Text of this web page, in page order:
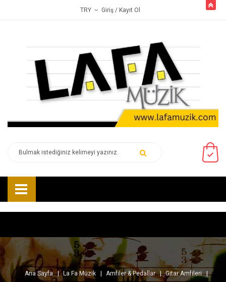
TRY Giriş / Kayıt Ol
Ana Sayfa La Fa Müzik Amfiler & Pedallar
Gitar Amfileri